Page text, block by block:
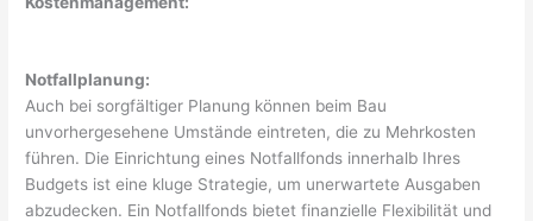
Notfallplanung:
Auch bei sorgfältiger Planung können beim Bau
unvorhergesehene Umstände eintreten, die zu Mehrkosten
führen. Die Einrichtung eines Notfallfonds innerhalb Ihres
Budgets ist eine kluge Strategie, um unerwartete Ausgaben
abzudecken. Ein Notfallfonds bietet finanzielle Flexibilität und